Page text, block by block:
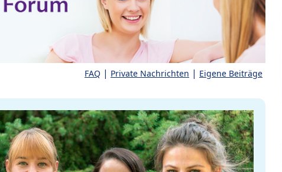
FAQ | Private Nachrichten | Eigene Beiträge